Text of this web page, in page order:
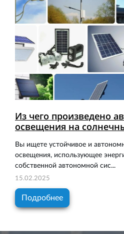
Из чего произведено
освещения на
Вы ищете устойчивое и
освещения, использующее
собственной автономной сис...
15.02.2025
Подробнее